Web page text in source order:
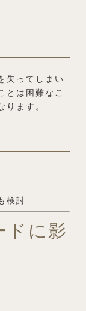
失ってしまい
とは困難なこ
ります。
検討
ドに影